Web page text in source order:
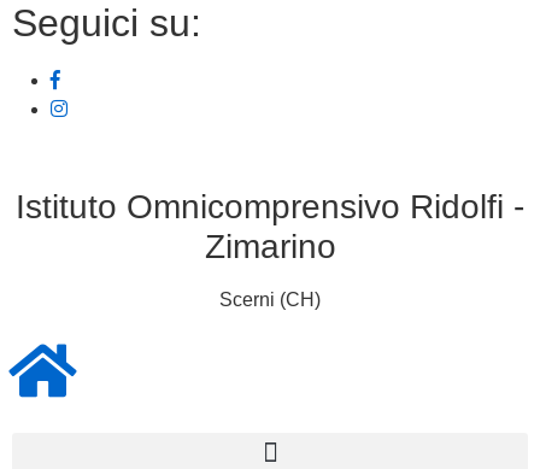
Seguici su:
Istituto Omnicomprensivo Ridolfi -
Zimarino
Scerni (CH)